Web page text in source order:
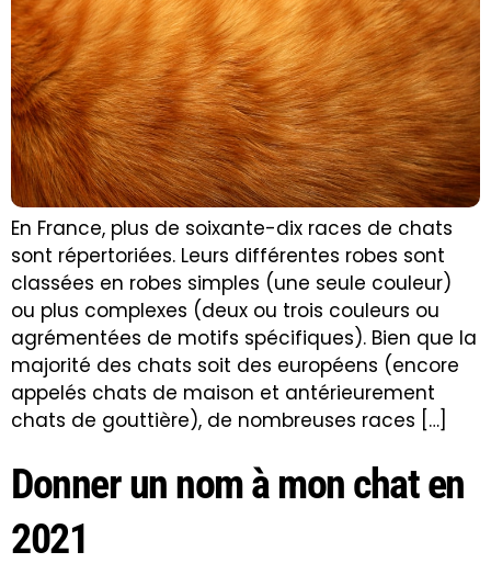
En France, plus de soixante-dix races de chats
sont répertoriées. Leurs différentes robes sont
classées en robes simples (une seule couleur)
ou plus complexes (deux ou trois couleurs ou
agrémentées de motifs spécifiques). Bien que la
majorité des chats soit des européens (encore
appelés chats de maison et antérieurement
chats de gouttière), de nombreuses races […]
Donner un nom à mon chat en
2021